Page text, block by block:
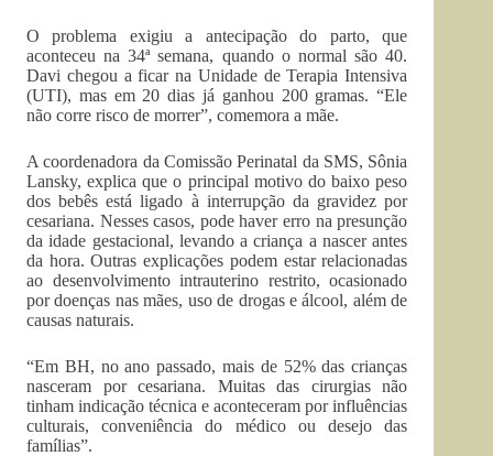
O problema exigiu a antecipação do parto, que
aconteceu na 34ª semana, quando o normal são 40.
Davi chegou a ficar na Unidade de Terapia Intensiva
(UTI), mas em 20 dias já ganhou 200 gramas. “Ele
não corre risco de morrer”, comemora a mãe.
A coordenadora da Comissão Perinatal da SMS, Sônia
Lansky, explica que o principal motivo do baixo peso
dos bebês está ligado à interrupção da gravidez por
cesariana. Nesses casos, pode haver erro na presunção
da idade gestacional, levando a criança a nascer antes
da hora. Outras explicações podem estar relacionadas
ao desenvolvimento intrauterino restrito, ocasionado
por doenças nas mães, uso de drogas e álcool, além de
causas naturais.
“Em BH, no ano passado, mais de 52% das crianças
nasceram por cesariana. Muitas das cirurgias não
tinham indicação técnica e aconteceram por influências
culturais, conveniência do médico ou desejo das
famílias”.